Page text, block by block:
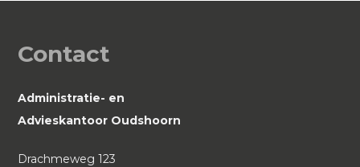
Contact
Administratie- en
Advieskantoor Oudshoorn
Drachmeweg 123